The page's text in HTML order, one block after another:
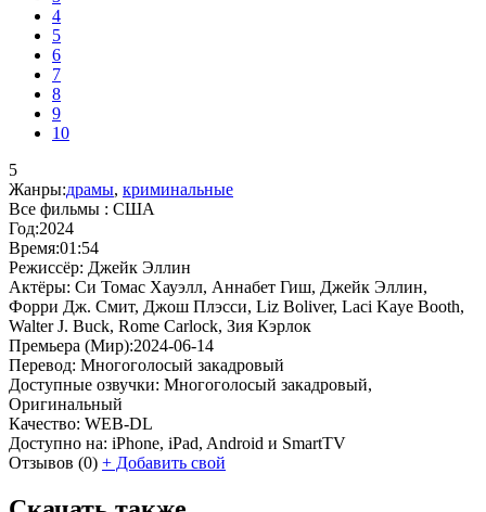
4
5
6
7
8
9
10
5
Жанры:драмы, криминальные
Все фильмы : США
Год:2024
Время:01:54
Режиссёр: Джейк Эллин
Актёры: Си Томас Хауэлл, Аннабет Гиш, Джейк Эллин,
Форри Дж. Смит, Джош Плэсси, Liz Boliver, Laci Kaye Booth,
Walter J. Buck, Rome Carlock, Зия Кэрлок
Премьера (Мир):2024-06-14
Перевод: Многоголосый закадровый
Доступные озвучки: Многоголосый закадровый,
Оригинальный
Качество: WEB-DL
Доступно на: iPhone, iPad, Android и SmartTV
Отзывов (0) + Добавить свой